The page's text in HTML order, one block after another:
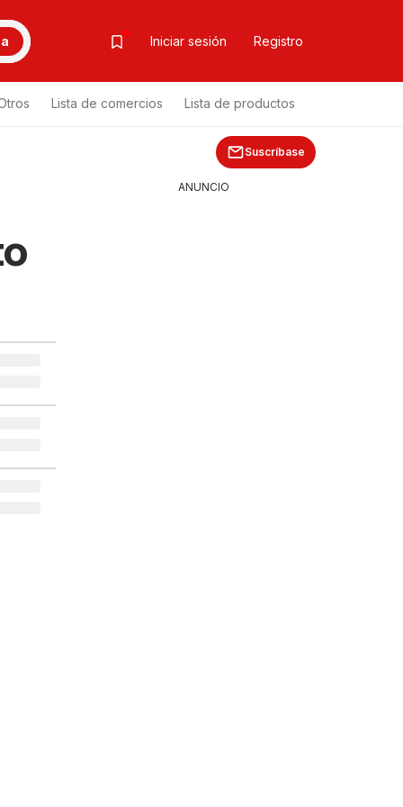
Iniciar sesión Registro
Lista de comercios Lista de productos
Suscríbase
ANUNCIO